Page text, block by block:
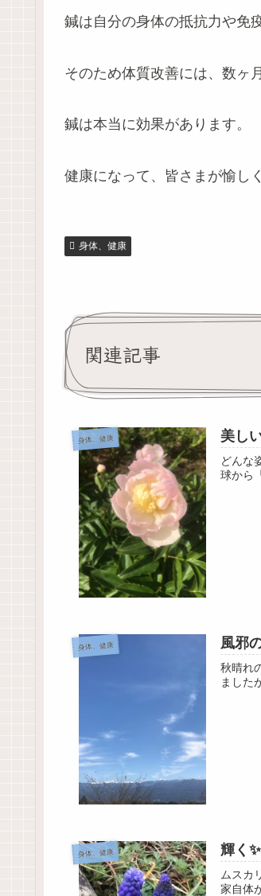
鍼は自分の身体の抵抗力や免
そのため体質改善には、数ヶ
鍼は本当に効果があります。
健康になって、皆さまが愉し
身体、健康
関連記事
身体、健康 美し
どんな
球から
身体、健康 風邪
秋晴れ
ました
身体、健康 輝く✨
ムスカ
家自体